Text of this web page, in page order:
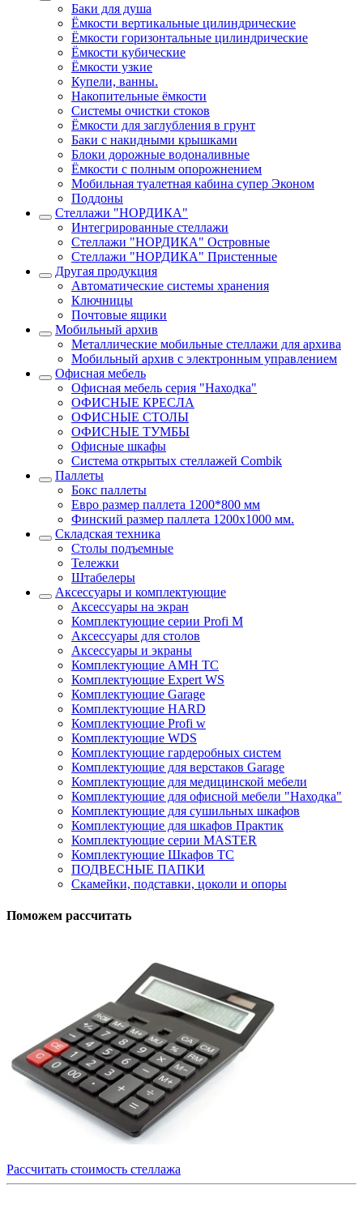
Баки для душа
Ёмкости вертикальные цилиндрические
Ёмкости горизонтальные цилиндрические
Ёмкости кубические
Ёмкости узкие
Купели, ванны.
Накопительные ёмкости
Системы очистки стоков
Ёмкости для заглубления в грунт
Баки с накидными крышками
Блоки дорожные водоналивные
Ёмкости с полным опорожнением
Мобильная туалетная кабина супер Эконом
Поддоны
Стеллажи "НОРДИКА"
Интегрированные стеллажи
Стеллажи "НОРДИКА" Островные
Стеллажи "НОРДИКА" Пристенные
Другая продукция
Автоматические системы хранения
Ключницы
Почтовые ящики
Мобильный архив
Металлические мобильные стеллажи для архива
Мобильный архив с электронным управлением
Офисная мебель
Офисная мебель серия "Находка"
ОФИСНЫЕ КРЕСЛА
ОФИСНЫЕ СТОЛЫ
ОФИСНЫЕ ТУМБЫ
Офисные шкафы
Система открытых стеллажей Combik
Паллеты
Бокс паллеты
Евро размер паллета 1200*800 мм
Финский размер паллета 1200х1000 мм.
Складская техника
Столы подъемные
Тележки
Штабелеры
Аксессуары и комплектующие
Аксессуары на экран
Комплектующие серии Profi M
Аксессуары для столов
Аксессуары и экраны
Комплектующие AMH TC
Комплектующие Expert WS
Комплектующие Garage
Комплектующие HARD
Комплектующие Profi w
Комплектующие WDS
Комплектующие гардеробных систем
Комплектующие для верстаков Garage
Комплектующие для медицинской мебели
Комплектующие для офисной мебели "Находка"
Комплектующие для сушильных шкафов
Комплектующие для шкафов Практик
Комплектующие серии MASTER
Комплектующие Шкафов ТС
ПОДВЕСНЫЕ ПАПКИ
Скамейки, подставки, цоколи и опоры
Поможем рассчитать
Рассчитать стоимость стеллажа